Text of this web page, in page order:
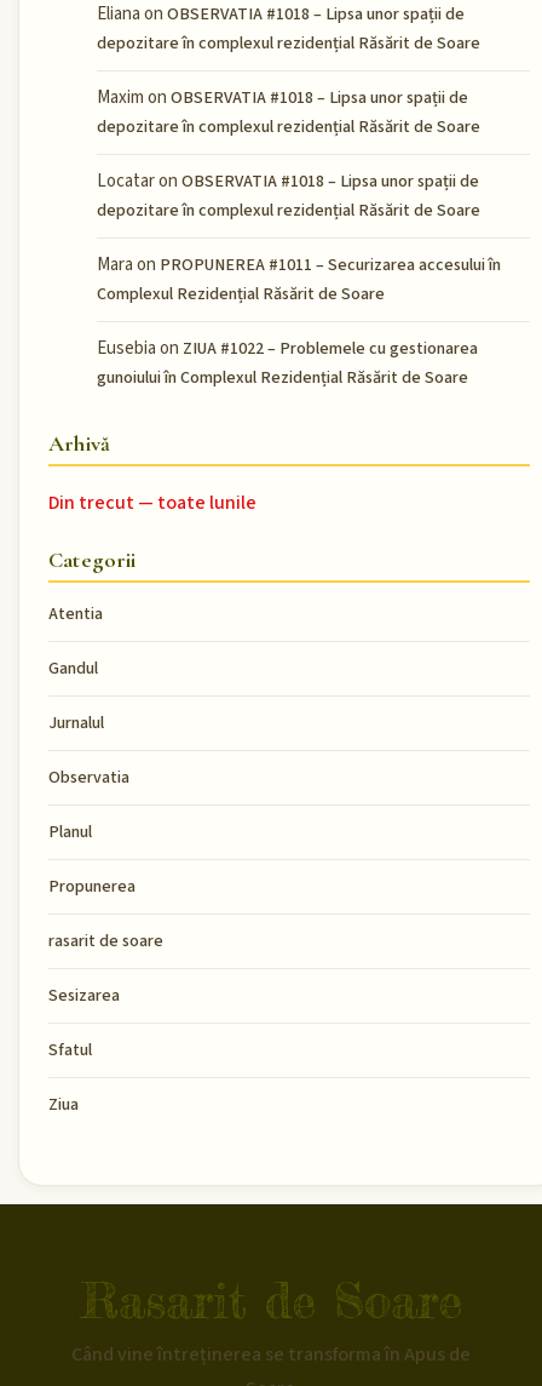
Elianaon OBSERVATIA #1018 – Lipsa unor spații de
depozitare în complexul rezidențial Răsărit de Soare
Maximon OBSERVATIA #1018 – Lipsa unor spații de
depozitare în complexul rezidențial Răsărit de Soare
Locataron OBSERVATIA #1018 – Lipsa unor spații de
depozitare în complexul rezidențial Răsărit de Soare
Maraon PROPUNEREA #1011 – Securizarea accesului în
Complexul Rezidențial Răsărit de Soare
Eusebiaon ZIUA #1022 – Problemele cu gestionarea
gunoiului în Complexul Rezidențial Răsărit de Soare
Arhivă
Din trecut — toate lunile
Categorii
Atentia
Gandul
Jurnalul
Observatia
Planul
Propunerea
rasarit de soare
Sesizarea
Sfatul
Ziua
Rasarit de Soare
Când vine întreținerea se transforma în Apus de